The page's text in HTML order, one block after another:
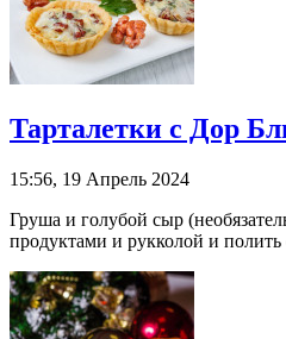
Тарталетки с Дор
15:56, 19 Апрель 2024
Груша и голубой сыр
продуктами и рукколой и